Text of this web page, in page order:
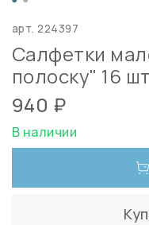
арт.224397
Салфетки
полоску" 16
940 ₽
В наличии